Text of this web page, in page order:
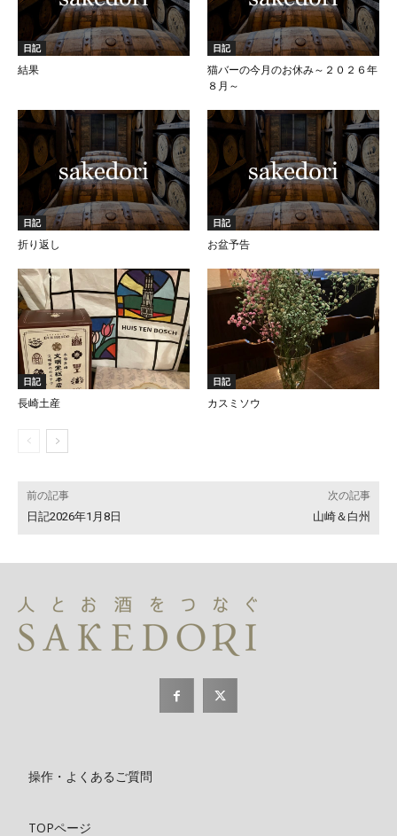
日記
結果
日記
猫バーの今月のお休み～２０２６年
８月～
日記
折り返し
日記
お盆予告
日記
長崎土産
日記
カスミソウ
前の記事
日記2026年1月8日
次の記事
山崎＆白州
操作・よくあるご質問
TOPページ